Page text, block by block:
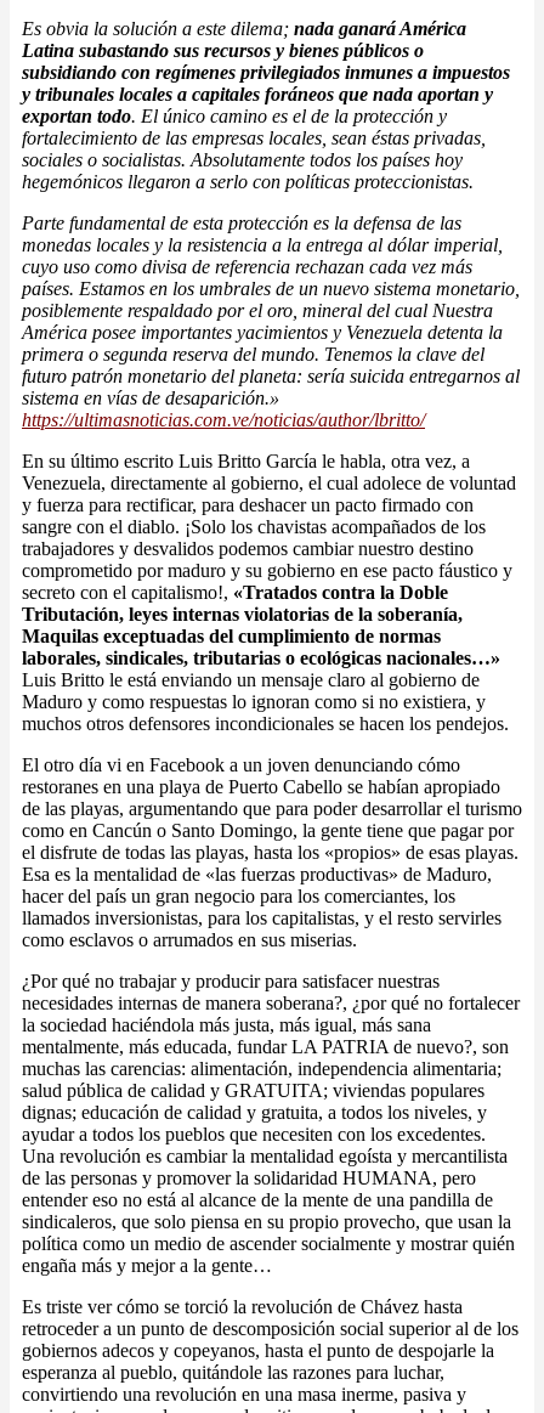
Es obvia la solución a este dilema; nada ganará América
Latina subastando sus recursos y bienes públicos o
subsidiando con regímenes privilegiados inmunes a impuestos
y tribunales locales a capitales foráneos que nada aportan y
exportan todo. El único camino es el de la protección y
fortalecimiento de las empresas locales, sean éstas privadas,
sociales o socialistas. Absolutamente todos los países hoy
hegemónicos llegaron a serlo con políticas proteccionistas.
Parte fundamental de esta protección es la defensa de las
monedas locales y la resistencia a la entrega al dólar imperial,
cuyo uso como divisa de referencia rechazan cada vez más
países. Estamos en los umbrales de un nuevo sistema monetario,
posiblemente respaldado por el oro, mineral del cual Nuestra
América posee importantes yacimientos y Venezuela detenta la
primera o segunda reserva del mundo. Tenemos la clave del
futuro patrón monetario del planeta: sería suicida entregarnos al
sistema en vías de desaparición.»
https://ultimasnoticias.com.ve/noticias/author/lbritto/
En su último escrito Luis Britto García le habla, otra vez, a
Venezuela, directamente al gobierno, el cual adolece de voluntad
y fuerza para rectificar, para deshacer un pacto firmado con
sangre con el diablo. ¡Solo los chavistas acompañados de los
trabajadores y desvalidos podemos cambiar nuestro destino
comprometido por maduro y su gobierno en ese pacto fáustico y
secreto con el capitalismo!, «Tratados contra la Doble
Tributación, leyes internas violatorias de la soberanía,
Maquilas exceptuadas del cumplimiento de normas
laborales, sindicales, tributarias o ecológicas nacionales…»
Luis Britto le está enviando un mensaje claro al gobierno de
Maduro y como respuestas lo ignoran como si no existiera, y
muchos otros defensores incondicionales se hacen los pendejos.
El otro día vi en Facebook a un joven denunciando cómo
restoranes en una playa de Puerto Cabello se habían apropiado
de las playas, argumentando que para poder desarrollar el turismo
como en Cancún o Santo Domingo, la gente tiene que pagar por
el disfrute de todas las playas, hasta los «propios» de esas playas.
Esa es la mentalidad de «las fuerzas productivas» de Maduro,
hacer del país un gran negocio para los comerciantes, los
llamados inversionistas, para los capitalistas, y el resto servirles
como esclavos o arrumados en sus miserias.
¿Por qué no trabajar y producir para satisfacer nuestras
necesidades internas de manera soberana?, ¿por qué no fortalecer
la sociedad haciéndola más justa, más igual, más sana
mentalmente, más educada, fundar LA PATRIA de nuevo?, son
muchas las carencias: alimentación, independencia alimentaria;
salud pública de calidad y GRATUITA; viviendas populares
dignas; educación de calidad y gratuita, a todos los niveles, y
ayudar a todos los pueblos que necesiten con los excedentes.
Una revolución es cambiar la mentalidad egoísta y mercantilista
de las personas y promover la solidaridad HUMANA, pero
entender eso no está al alcance de la mente de una pandilla de
sindicaleros, que solo piensa en su propio provecho, que usan la
política como un medio de ascender socialmente y mostrar quién
engaña más y mejor a la gente…
Es triste ver cómo se torció la revolución de Chávez hasta
retroceder a un punto de descomposición social superior al de los
gobiernos adecos y copeyanos, hasta el punto de despojarle la
esperanza al pueblo, quitándole las razones para luchar,
convirtiendo una revolución en una masa inerme, pasiva y